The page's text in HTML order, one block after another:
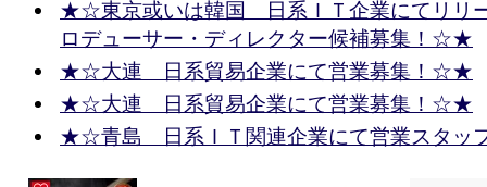
★☆東京或いは韓国 日系ＩＴ企業にてリリ
ロデューサー・ディレクター候補募集！☆★
★☆大連 日系貿易企業にて営業募集！☆★
★☆大連 日系貿易企業にて営業募集！☆★
★☆青島 日系ＩＴ関連企業にて営業スタッ